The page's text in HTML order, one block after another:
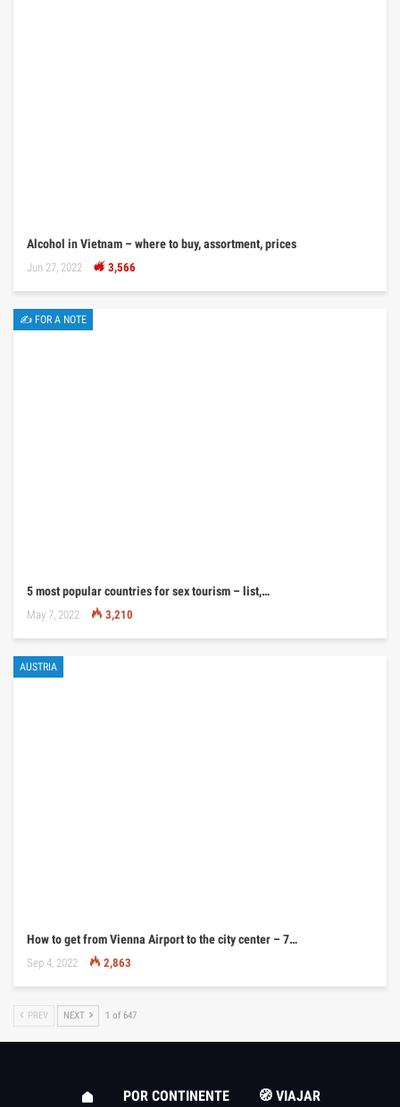
Alcohol in Vietnam – where to buy, assortment, prices
Jun 27, 2022 3,566
✍ FOR A NOTE
5 most popular countries for sex tourism – list,…
May 7, 2022 3,210
AUSTRIA
How to get from Vienna Airport to the city center – 7…
Sep 4, 2022 2,863
PREV NEXT 1 of 647
POR CONTINENTE 🧭 VIAJAR